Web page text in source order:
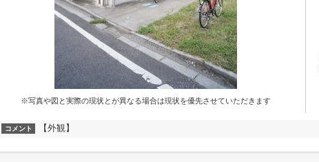
※写真や図と実際の現状とが異なる場合は現状を優先させていただきます
コメント 【外観】